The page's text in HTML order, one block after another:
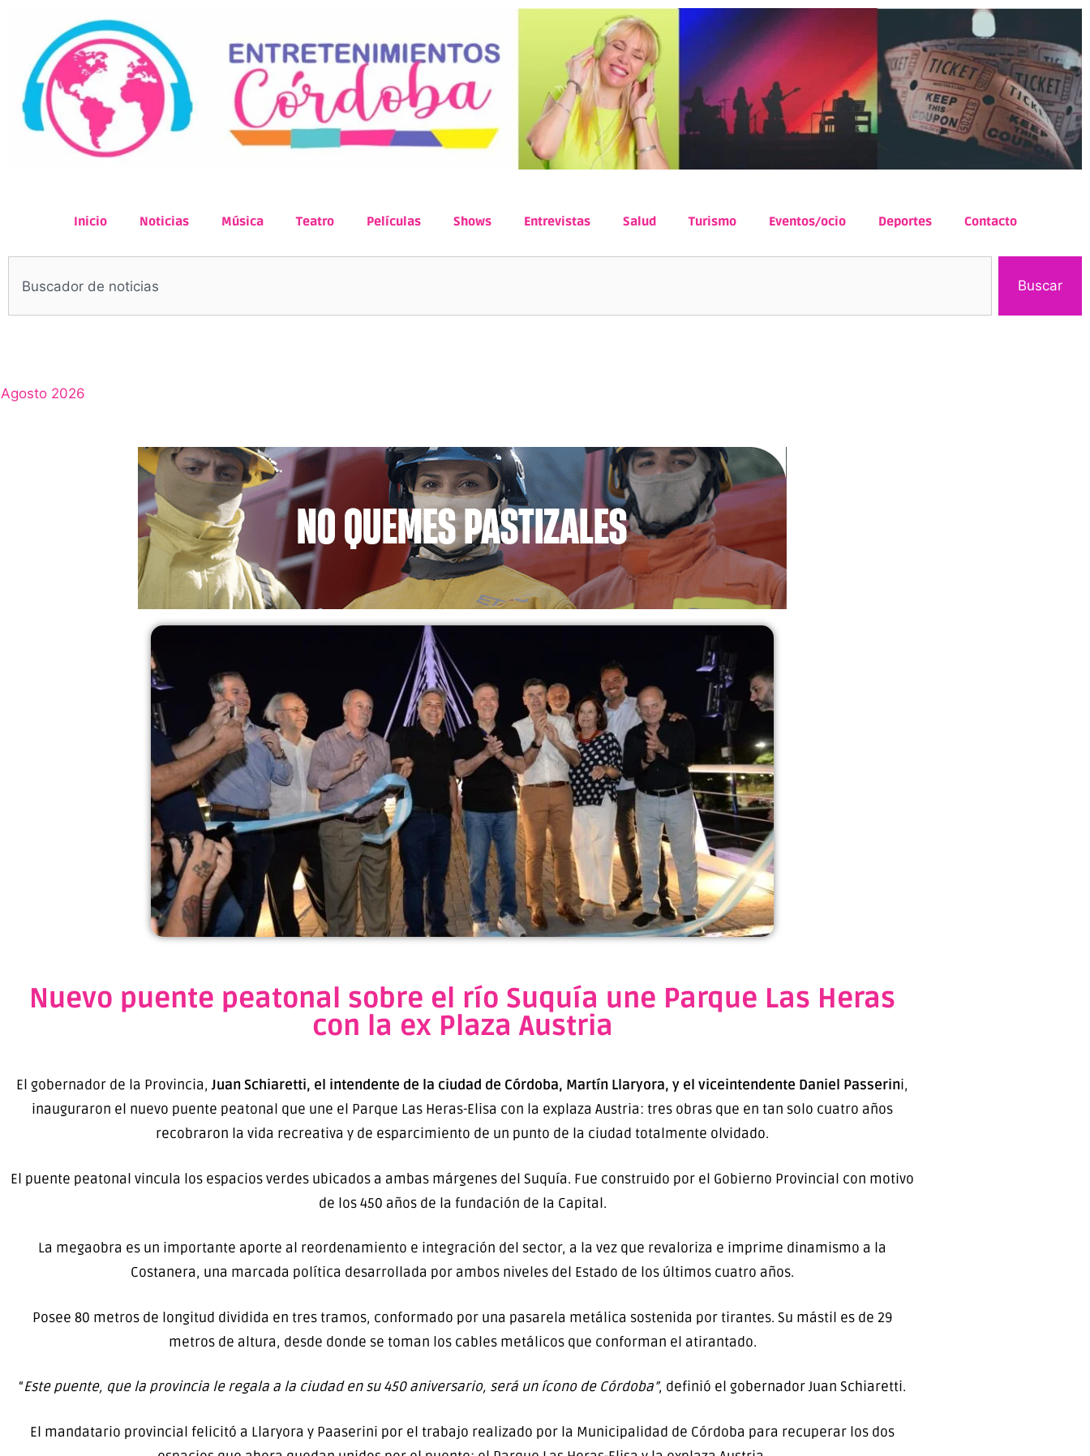
Inicio Noticias Música Teatro Películas Shows Entrevistas Salud Turismo Eventos/ocio Deportes Contacto
Buscar
Agosto 2026
Nuevo puente peatonal sobre el río Suquía une Parque Las Heras
con la ex Plaza Austria
El gobernador de la Provincia,Juan Schiaretti, el intendente de la ciudad de Córdoba, Martín Llaryora, y el viceintendente Daniel Passerini,
inauguraron el nuevo puente peatonal que une el Parque Las Heras-Elisa con la explaza Austria: tres obras que en tan solo cuatro años
recobraron la vida recreativa y de esparcimiento de un punto de la ciudad totalmente olvidado.
El puente peatonal vincula los espacios verdes ubicados a ambas márgenes del Suquía. Fue construido por el Gobierno Provincial con motivo
de los 450 años de la fundación de la Capital.
La megaobra es un importante aporte al reordenamiento e integración del sector, a la vez que revaloriza e imprime dinamismo a la
Costanera, una marcada política desarrollada por ambos niveles del Estado de los últimos cuatro años.
Posee 80 metros de longitud dividida en tres tramos, conformado por una pasarela metálica sostenida por tirantes. Su mástil es de 29
metros de altura, desde donde se toman los cables metálicos que conforman el atirantado.
“Este puente, que la provincia le regala a la ciudad en su 450 aniversario, será un ícono de Córdoba”, definió el gobernador Juan Schiaretti.
El mandatario provincial felicitó a Llaryora y Paaserini por el trabajo realizado por la Municipalidad de Córdoba para recuperar los dos